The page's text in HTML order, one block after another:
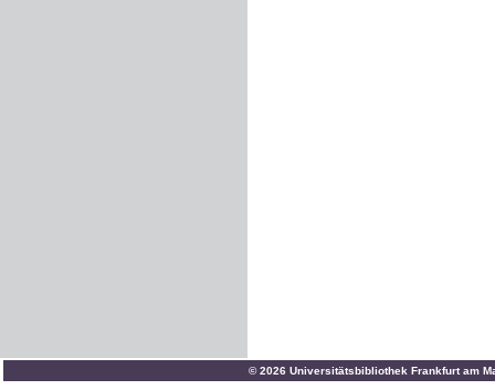
© 2026 Universitätsbibliothek Frankfurt am